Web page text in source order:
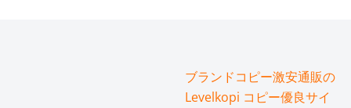
ブランドコピー激安通販の
Levelkopi コピー優良サイ